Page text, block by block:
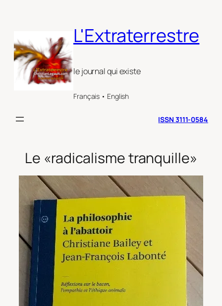
L'Extraterrestre
le journal qui existe
Français • English
ISSN 3111-0584
Le «radicalisme tranquille»